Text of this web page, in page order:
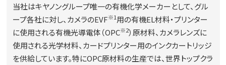
ニュース
サステナビリティ
当社はキヤノングループ唯一の有機化学メーカーとして、グル
ープ各社に対し、カメラのEVF※1用の有機EL材料・プリンター
に使用される有機光導電体（OPC※2）原材料、カメラレンズに
使用される光学材料、カードプリンター用のインクカートリッジ
を供給しています。特にOPC原材料の生産では、世界トップクラ